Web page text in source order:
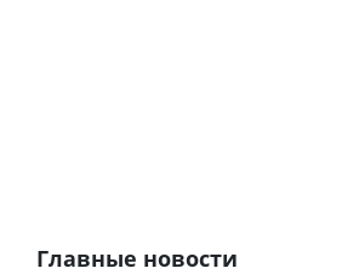
Главные новости